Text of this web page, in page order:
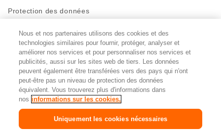
Protection des données
Restez en contact!
Facebook
http://twitter.com/migros
https://www.youtube.com/user/
PinterestInstagram
Paramètres des cookies
FR IT
Nous et nos partenaires utilisons des cookies et des
technologies similaires pour fournir, protéger, analyser et
améliorer nos services et pour personnaliser nos services et
publicités, aussi sur les sites web de tiers. Les données
peuvent également être transférées vers des pays qui n'ont
peut-être pas un niveau de protection des données
équivalent. Vous trouverez plus d'informations dans
nos informations sur les cookies.
Uniquement les cookies nécessaires